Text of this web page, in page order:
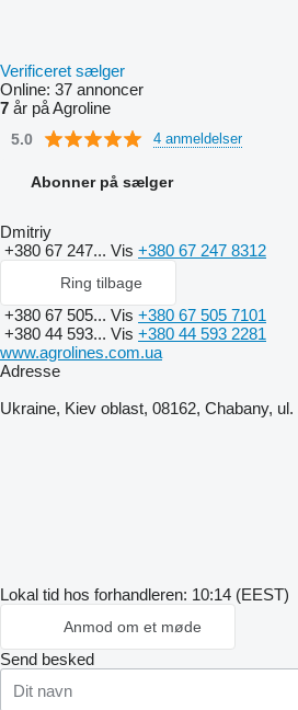
Verificeret sælger
Online: 37 annoncer
7 år på Agroline
5.0 4 anmeldelser
Abonner på sælger
Dmitriy
+380 67 247... Vis +380 67 247 8312
Ring tilbage
+380 67 505... Vis +380 67 505 7101
+380 44 593... Vis +380 44 593 2281
www.agrolines.com.ua
Adresse
Ukraine, Kiev oblast, 08162, Chabany,
Lokal tid hos forhandleren: 10:14 (EEST)
Anmod om et møde
Send besked